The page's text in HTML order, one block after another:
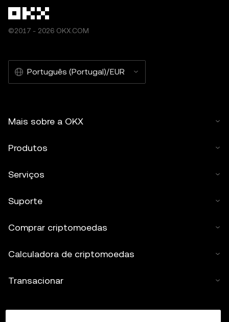
©2017 - 2026 OKX.COM
Português (Portugal)/EUR
Mais sobre a OKX
Produtos
Serviços
Suporte
Comprar criptomoedas
Calculadora de criptomoedas
Transacionar